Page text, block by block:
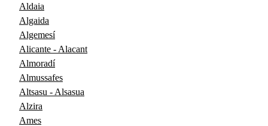
Aldaia
Algaida
Algemesí
Alicante - Alacant
Almoradí
Almussafes
Altsasu - Alsasua
Alzira
Ames